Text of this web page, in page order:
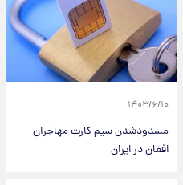
۱۴۰۳/۶/۱۰
مسدودشدن سیم کارت مهاجران
افغان در ایران